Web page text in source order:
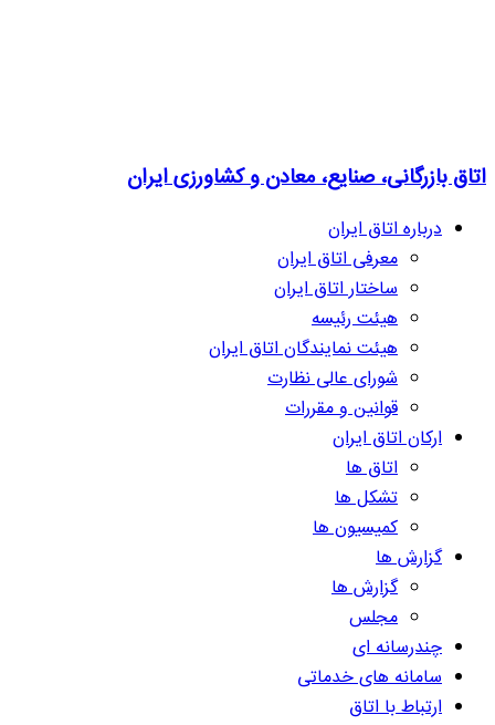
اتاق بازرگانی، صنایع، معادن و کشاورزی ایران
درباره اتاق ایران
معرفی اتاق ایران
ساختار اتاق ایران
هیئت رئیسه
هیئت نمایندگان اتاق ایران
شورای عالی نظارت
قوانین و مقررات
ارکان اتاق ایران
اتاق ها
تشکل ها
کمیسیون ها
گزارش ها
گزارش ها
مجلس
چندرسانه ای
سامانه های خدماتی
ارتباط با اتاق